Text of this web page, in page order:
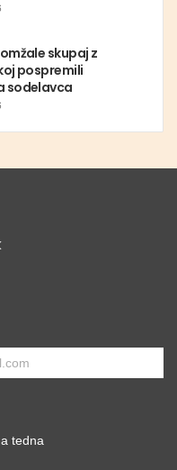
skupaj z
pospremili
sodelavca
tedna